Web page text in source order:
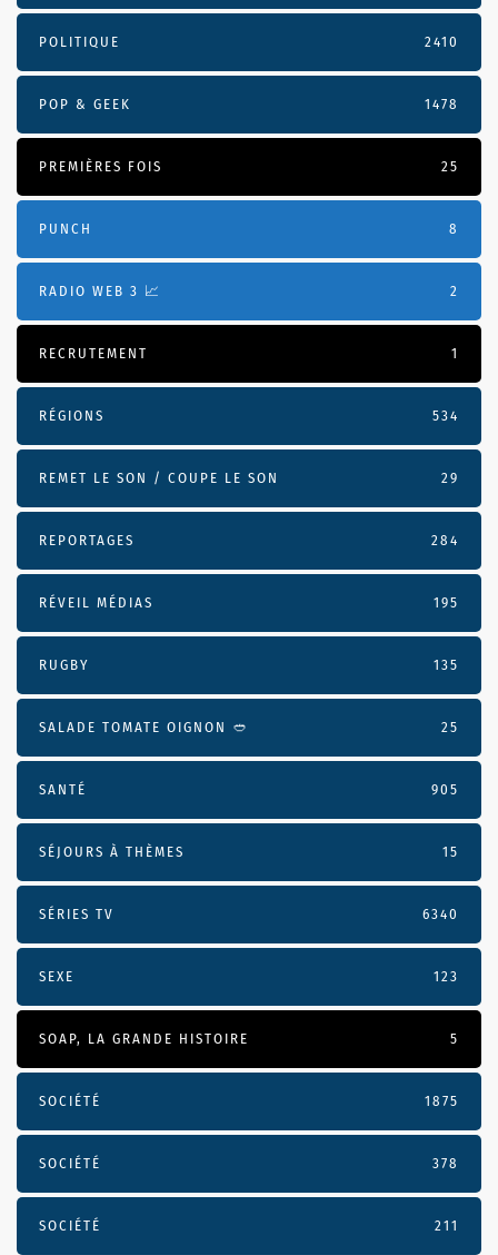
POLITIQUE 2410
POP & GEEK 1478
PREMIÈRES FOIS 25
PUNCH 8
RADIO WEB 3 📈 2
RECRUTEMENT 1
RÉGIONS 534
REMET LE SON / COUPE LE SON 29
REPORTAGES 284
RÉVEIL MÉDIAS 195
RUGBY 135
SALADE TOMATE OIGNON 🥙 25
SANTÉ 905
SÉJOURS À THÈMES 15
SÉRIES TV 6340
SEXE 123
SOAP, LA GRANDE HISTOIRE 5
SOCIÉTÉ 1875
SOCIÉTÉ 378
SOCIÉTÉ 211